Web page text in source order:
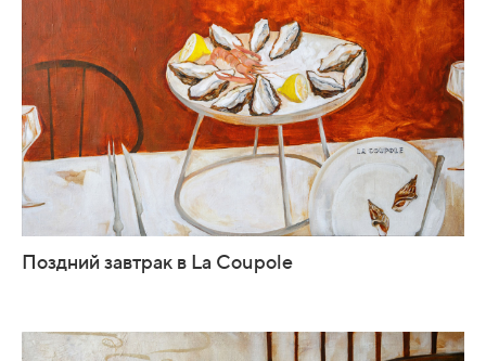
Поздний завтрак в La Coupole